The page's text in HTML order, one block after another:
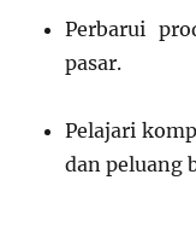
Perbarui
pasar.
Pelajari
dan peluang